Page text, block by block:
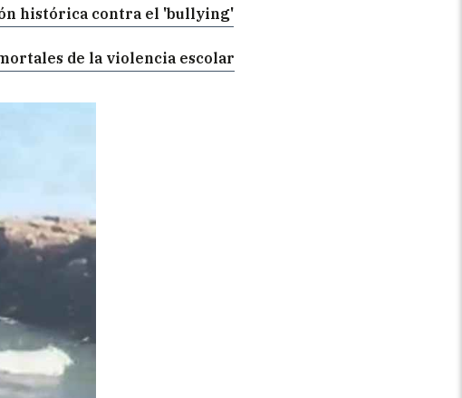
histórica contra el 'bullying'
de la violencia escolar